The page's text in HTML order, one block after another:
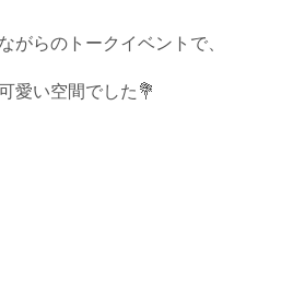
がらのトークイベントで、
愛い空間でした 💐